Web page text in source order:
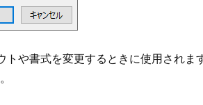
や書式を変更するときに使用されます